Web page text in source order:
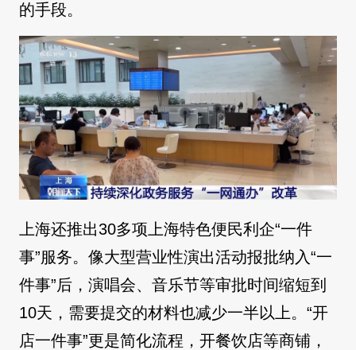
的手段。
上海还推出30多项上海特色便民利企“一件
事”服务。像大型营业性演出活动报批纳入“一
件事”后，演唱会、音乐节等审批时间缩短到
10天，需要提交的材料也减少一半以上。“开
店一件事”更是简化流程，开餐饮店等商铺，